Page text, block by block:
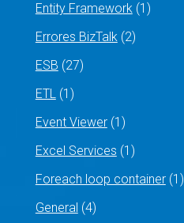
Entity Framework(1)
Errores BizTalk(2)
ESB (27)
ETL(1)
Event Viewer(1)
Excel Services (1)
Foreach loop container(1)
General (4)